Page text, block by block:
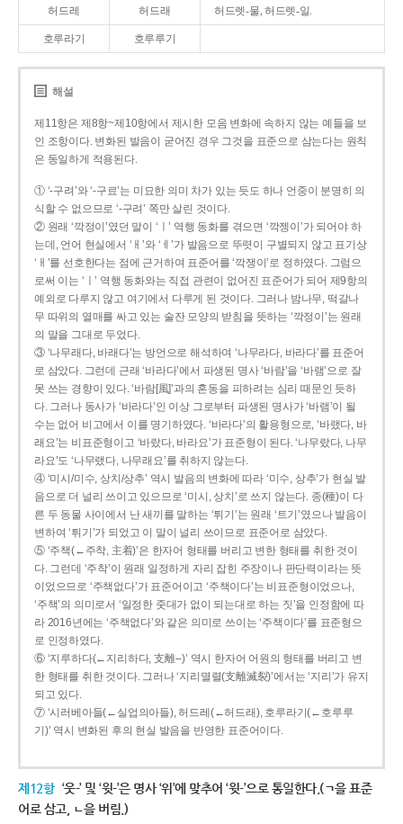
허드레 허드래 허드렛-물, 허드렛-일.
호루라기 호루루기
해설
제11항은 제8항~제10항에서 제시한 모음 변화에 속하지 않는 예들을 보
인 조항이다. 변화된 발음이 굳어진 경우 그것을 표준으로 삼는다는 원칙
은 동일하게 적용된다.
① ‘-구려’와 ‘-구료’는 미묘한 의미 차가 있는 듯도 하나 언중이 분명히 의
식할 수 없으므로 ‘-구려’ 쪽만 살린 것이다.
② 원래 ‘깍정이’였던 말이 ‘ㅣ’ 역행 동화를 겪으면 ‘깍젱이’가 되어야 하
는데, 언어 현실에서 ‘ㅐ’와 ‘ㅔ’가 발음으로 뚜렷이 구별되지 않고 표기상
‘ㅐ’를 선호한다는 점에 근거하여 표준어를 ‘깍쟁이’로 정하였다. 그럼으
로써 이는 ‘ㅣ’ 역행 동화와는 직접 관련이 없어진 표준어가 되어 제9항의
예외로 다루지 않고 여기에서 다루게 된 것이다. 그러나 밤나무, 떡갈나
무 따위의 열매를 싸고 있는 술잔 모양의 받침을 뜻하는 ‘깍정이’는 원래
의 말을 그대로 두었다.
③ ‘나무래다, 바래다’는 방언으로 해석하여 ‘나무라다, 바라다’를 표준어
로 삼았다. 그런데 근래 ‘바라다’에서 파생된 명사 ‘바람’을 ‘바램’으로 잘
못 쓰는 경향이 있다. ‘바람[風]’과의 혼동을 피하려는 심리 때문인 듯하
다. 그러나 동사가 ‘바라다’인 이상 그로부터 파생된 명사가 ‘바램’이 될
수는 없어 비고에서 이를 명기하였다. ‘바라다’의 활용형으로, ‘바랬다, 바
래요’는 비표준형이고 ‘바랐다, 바라요’가 표준형이 된다. ‘나무랐다, 나무
라요’도 ‘나무랬다, 나무래요’를 취하지 않는다.
④ ‘미시/미수, 상치/상추’ 역시 발음의 변화에 따라 ‘미수, 상추’가 현실 발
음으로 더 널리 쓰이고 있으므로 ‘미시, 상치’로 쓰지 않는다. 종(種)이 다
른 두 동물 사이에서 난 새끼를 말하는 ‘튀기’는 원래 ‘트기’였으나 발음이
변하여 ‘튀기’가 되었고 이 말이 널리 쓰이므로 표준어로 삼았다.
⑤ ‘주책(←주착, 主着)’은 한자어 형태를 버리고 변한 형태를 취한 것이
다. 그런데 ‘주착’이 원래 일정하게 자리 잡힌 주장이나 판단력이라는 뜻
이었으므로 ‘주책없다’가 표준어이고 ‘주책이다’는 비표준형이었으나,
‘주책’의 의미로서 ‘일정한 줏대가 없이 되는대로 하는 짓’을 인정함에 따
라 2016년에는 ‘주책없다’와 같은 의미로 쓰이는 ‘주책이다’를 표준형으
로 인정하였다.
⑥ ‘지루하다(←지리하다, 支離--)’ 역시 한자어 어원의 형태를 버리고 변
한 형태를 취한 것이다. 그러나 ‘지리멸렬(支離滅裂)’에서는 ‘지리’가 유지
되고 있다.
⑦ ‘시러베아들(←실업의아들), 허드레(←허드래), 호루라기(←호루루
기)’ 역시 변화된 후의 현실 발음을 반영한 표준어이다.
제12항 ‘웃-’ 및 ‘윗-’은 명사 ‘위’에 맞추어 ‘윗-’으로 통일한다.(ㄱ을 표준
어로 삼고, ㄴ을 버림.)